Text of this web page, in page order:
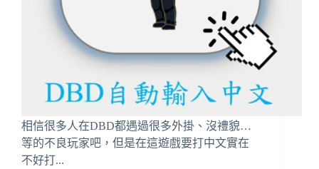
相信很多人在DBD都遇過很多外掛、沒禮貌…
等的不良玩家吧，但是在這遊戲要打中文實在
不好打...